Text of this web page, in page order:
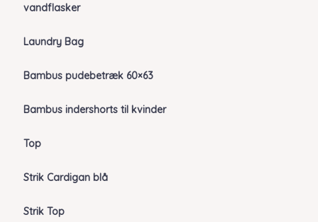
vandflasker
Laundry Bag
Bambus pudebetræk 60×63
Bambus indershorts til kvinder
Top
Strik Cardigan blå
Strik Top